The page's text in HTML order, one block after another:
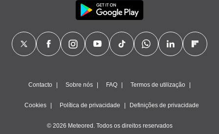
1199
Contacto Sobre nós FAQ Termos de utilização
Cookies Política de privacidade Definições de privacidade
© 2026 Meteored. Todos os direitos reservados